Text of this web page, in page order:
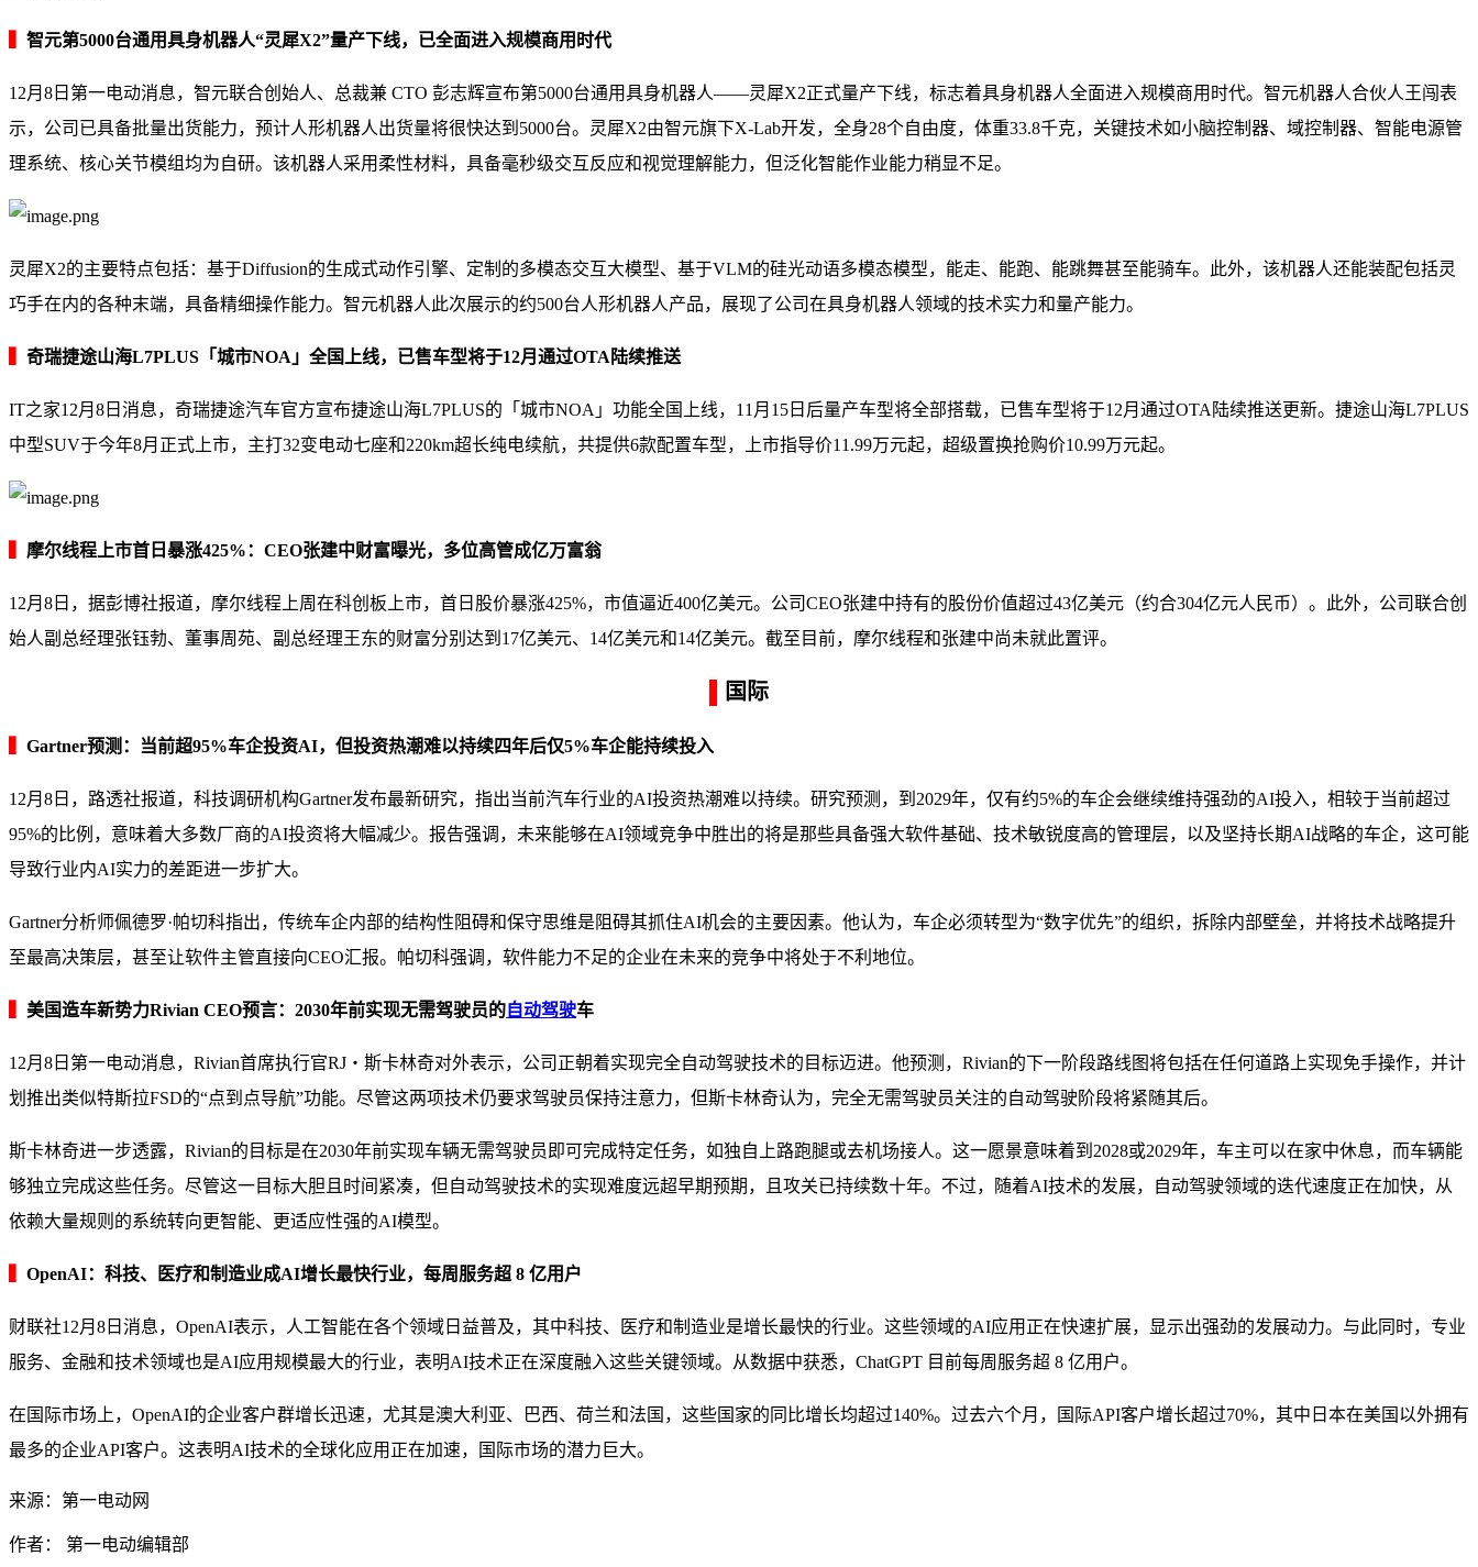
智元第5000台通用具身机器人“灵犀X2”量产下线，已全面进入规模商用时代
12月8日第一电动消息，智元联合创始人、总裁兼 CTO 彭志辉宣布第5000台通用具身机器人——灵犀X2正式量产下线，标志着具身机器人全面进入规模商用时代。智元机器人合伙人王闯表
示，公司已具备批量出货能力，预计人形机器人出货量将很快达到5000台。灵犀X2由智元旗下X-Lab开发，全身28个自由度，体重33.8千克，关键技术如小脑控制器、域控制器、智能电源管
理系统、核心关节模组均为自研。该机器人采用柔性材料，具备毫秒级交互反应和视觉理解能力，但泛化智能作业能力稍显不足。
灵犀X2的主要特点包括：基于Diffusion的生成式动作引擎、定制的多模态交互大模型、基于VLM的硅光动语多模态模型，能走、能跑、能跳舞甚至能骑车。此外，该机器人还能装配包括灵
巧手在内的各种末端，具备精细操作能力。智元机器人此次展示的约500台人形机器人产品，展现了公司在具身机器人领域的技术实力和量产能力。
奇瑞捷途山海L7PLUS「城市NOA」全国上线，已售车型将于12月通过OTA陆续推送
IT之家12月8日消息，奇瑞捷途汽车官方宣布捷途山海L7PLUS的「城市NOA」功能全国上线，11月15日后量产车型将全部搭载，已售车型将于12月通过OTA陆续推送更新。捷途山海L7PLUS
中型SUV于今年8月正式上市，主打32变电动七座和220km超长纯电续航，共提供6款配置车型，上市指导价11.99万元起，超级置换抢购价10.99万元起。
摩尔线程上市首日暴涨425%：CEO张建中财富曝光，多位高管成亿万富翁
12月8日，据彭博社报道，摩尔线程上周在科创板上市，首日股价暴涨425%，市值逼近400亿美元。公司CEO张建中持有的股份价值超过43亿美元（约合304亿元人民币）。此外，公司联合创
始人副总经理张钰勃、董事周苑、副总经理王东的财富分别达到17亿美元、14亿美元和14亿美元。截至目前，摩尔线程和张建中尚未就此置评。
国际
Gartner预测：当前超95%车企投资AI，但投资热潮难以持续四年后仅5%车企能持续投入
12月8日，路透社报道，科技调研机构Gartner发布最新研究，指出当前汽车行业的AI投资热潮难以持续。研究预测，到2029年，仅有约5%的车企会继续维持强劲的AI投入，相较于当前超过
95%的比例，意味着大多数厂商的AI投资将大幅减少。报告强调，未来能够在AI领域竞争中胜出的将是那些具备强大软件基础、技术敏锐度高的管理层，以及坚持长期AI战略的车企，这可能
导致行业内AI实力的差距进一步扩大。
Gartner分析师佩德罗·帕切科指出，传统车企内部的结构性阻碍和保守思维是阻碍其抓住AI机会的主要因素。他认为，车企必须转型为“数字优先”的组织，拆除内部壁垒，并将技术战略提升
至最高决策层，甚至让软件主管直接向CEO汇报。帕切科强调，软件能力不足的企业在未来的竞争中将处于不利地位。
美国造车新势力Rivian CEO预言：2030年前实现无需驾驶员的自动驾驶车
12月8日第一电动消息，Rivian首席执行官RJ・斯卡林奇对外表示，公司正朝着实现完全自动驾驶技术的目标迈进。他预测，Rivian的下一阶段路线图将包括在任何道路上实现免手操作，并计
划推出类似特斯拉FSD的“点到点导航”功能。尽管这两项技术仍要求驾驶员保持注意力，但斯卡林奇认为，完全无需驾驶员关注的自动驾驶阶段将紧随其后。
斯卡林奇进一步透露，Rivian的目标是在2030年前实现车辆无需驾驶员即可完成特定任务，如独自上路跑腿或去机场接人。这一愿景意味着到2028或2029年，车主可以在家中休息，而车辆能
够独立完成这些任务。尽管这一目标大胆且时间紧凑，但自动驾驶技术的实现难度远超早期预期，且攻关已持续数十年。不过，随着AI技术的发展，自动驾驶领域的迭代速度正在加快，从
依赖大量规则的系统转向更智能、更适应性强的AI模型。
OpenAI：科技、医疗和制造业成AI增长最快行业，每周服务超 8 亿用户
财联社12月8日消息，OpenAI表示，人工智能在各个领域日益普及，其中科技、医疗和制造业是增长最快的行业。这些领域的AI应用正在快速扩展，显示出强劲的发展动力。与此同时，专业
服务、金融和技术领域也是AI应用规模最大的行业，表明AI技术正在深度融入这些关键领域。从数据中获悉，ChatGPT 目前每周服务超 8 亿用户。
在国际市场上，OpenAI的企业客户群增长迅速，尤其是澳大利亚、巴西、荷兰和法国，这些国家的同比增长均超过140%。过去六个月，国际API客户增长超过70%，其中日本在美国以外拥有
最多的企业API客户。这表明AI技术的全球化应用正在加速，国际市场的潜力巨大。
来源：第一电动网
作者： 第一电动编辑部